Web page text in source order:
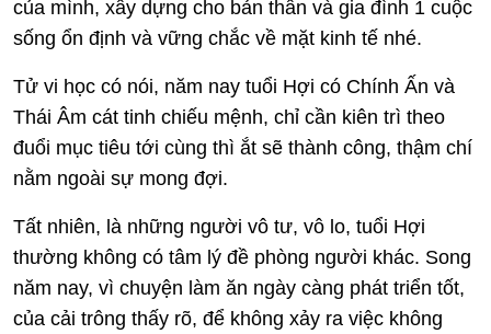
của mình, xây dựng cho bản thân và gia đình 1 cuộc
sống ổn định và vững chắc về mặt kinh tế nhé.
Tử vi học có nói, năm nay tuổi Hợi có Chính Ấn và
Thái Âm cát tinh chiếu mệnh, chỉ cần kiên trì theo
đuổi mục tiêu tới cùng thì ắt sẽ thành công, thậm chí
nằm ngoài sự mong đợi.
Tất nhiên, là những người vô tư, vô lo, tuổi Hợi
thường không có tâm lý đề phòng người khác. Song
năm nay, vì chuyện làm ăn ngày càng phát triển tốt,
của cải trông thấy rõ, để không xảy ra việc không